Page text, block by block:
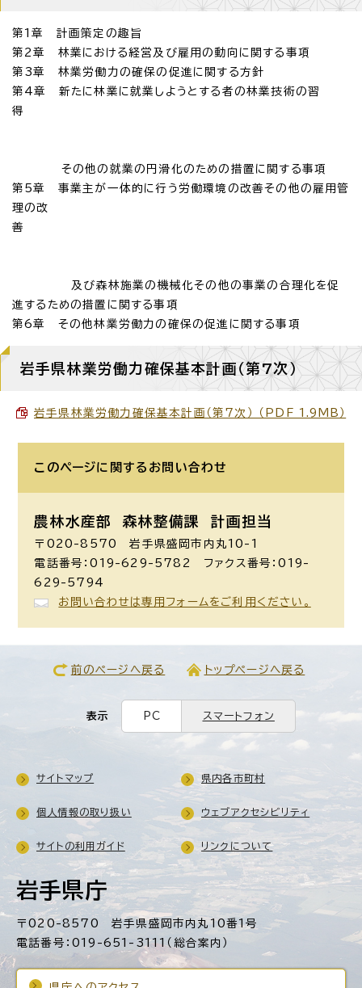
第1章 計画策定の趣旨
第2章 林業における経営及び雇用の動向に関する事項
第3章 林業労働力の確保の促進に関する方針
第4章 新たに林業に就業しようとする者の林業技術の習
得
その他の就業の円滑化のための措置に関する事項
第5章 事業主が一体的に行う労働環境の改善その他の雇用管
理の改
善
及び森林施業の機械化その他の事業の合理化を促
進するための措置に関する事項
第6章 その他林業労働力の確保の促進に関する事項
岩手県林業労働力確保基本計画（第7次）
岩手県林業労働力確保基本計画（第7次） （PDF 1.9MB）
このページに関する お問い合わせ
農林水産部 森林整備課 計画担当
〒020-8570 岩手県盛岡市内丸10-1
電話番号：019-629-5782 ファクス番号：019-
629-5794
お問い合わせは専用フォームをご利用ください。
前のページへ戻る トップページへ戻る
表示 PC スマートフォン
岩手県庁
〒020-8570 岩手県盛岡市内丸10番1号
電話番号：019-651-3111（総合案内）
サイトマップ 県内各市町村
個人情報の取り扱い ウェブアクセシビリティ
サイトの利用ガイド リンクについて